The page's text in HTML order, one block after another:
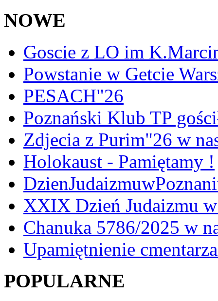
NOWE
Goscie z LO im
Powstanie w Getcie
PESACH"26
Poznański Klub TP
Zdjecia z Purim"26 w
Holokaust - Pamiętamy !
XXIX Dzień Judaizmu
Chanuka 5786/2025 w
Upamiętnienie
POPULARNE